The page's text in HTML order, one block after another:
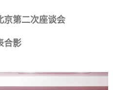
京第二次座谈会
合影